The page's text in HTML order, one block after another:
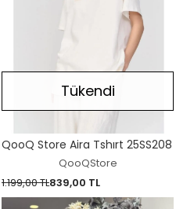
Tükendi
QooQ Store Aira Tshırt 25SS208
QooQStore
1.199,00 TL839,00 TL